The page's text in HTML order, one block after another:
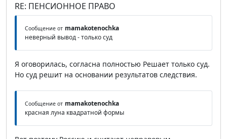
RE: ПЕНСИОННОЕ ПРАВО
Сообщение от mamakotenochka
неверный вывод - только суд
Я оговорилась, согласна полностью Решает только суд.
Но суд решит на основании результатов следствия.
Сообщение от mamakotenochka
красная луна квадратной формы